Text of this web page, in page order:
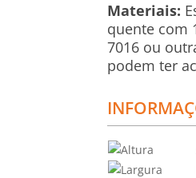
Materiais:
quente com
7016 ou
podem ter